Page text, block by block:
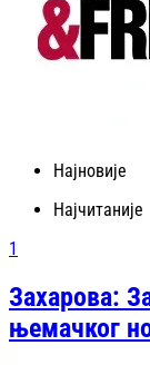
Најновије
Најчитаније
1
Захарова:
њемачког